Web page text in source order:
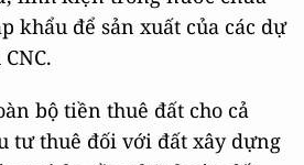
khẩu để sản xuất của các dự
bộ tiền thuê đất cho cả
tư thuê đối với đất xây dựng